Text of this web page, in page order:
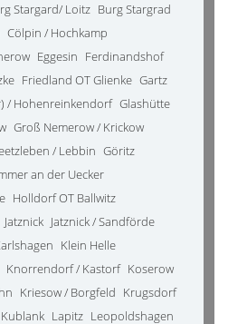
Stargard/ Loitz Burg Stargrad
Cölpin / Hochkamp
Eggesin Ferdinandshof
Friedland OT Glienke Gartz
/ Hohenreinkendorf Glashütte
Groß Nemerow / Krickow
/ Lebbin Göritz
an der Uecker
Holldorf OT Ballwitz
Jatznick Jatznick / Sandförde
Klein Helle
Knorrendorf / Kastorf Koserow
Kriesow / Borgfeld Krugsdorf
Kublank Lapitz Leopoldshagen